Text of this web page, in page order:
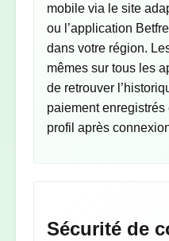
mobile via le site
ou l’application
dans votre région.
mêmes sur tous les
de retrouver
paiement
profil après
Sécurité de